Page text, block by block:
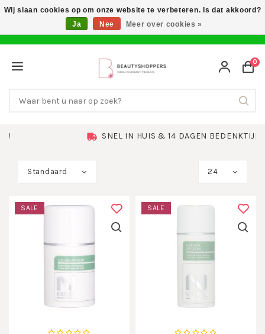
SNEL IN HUIS & 14 DAGEN BEDENKTIJD
0
Standaard 24
SALE SALE
Wij slaan cookies op om onze website te verbeteren. Is dat akkoord?
Ja
Nee Meer over cookies »